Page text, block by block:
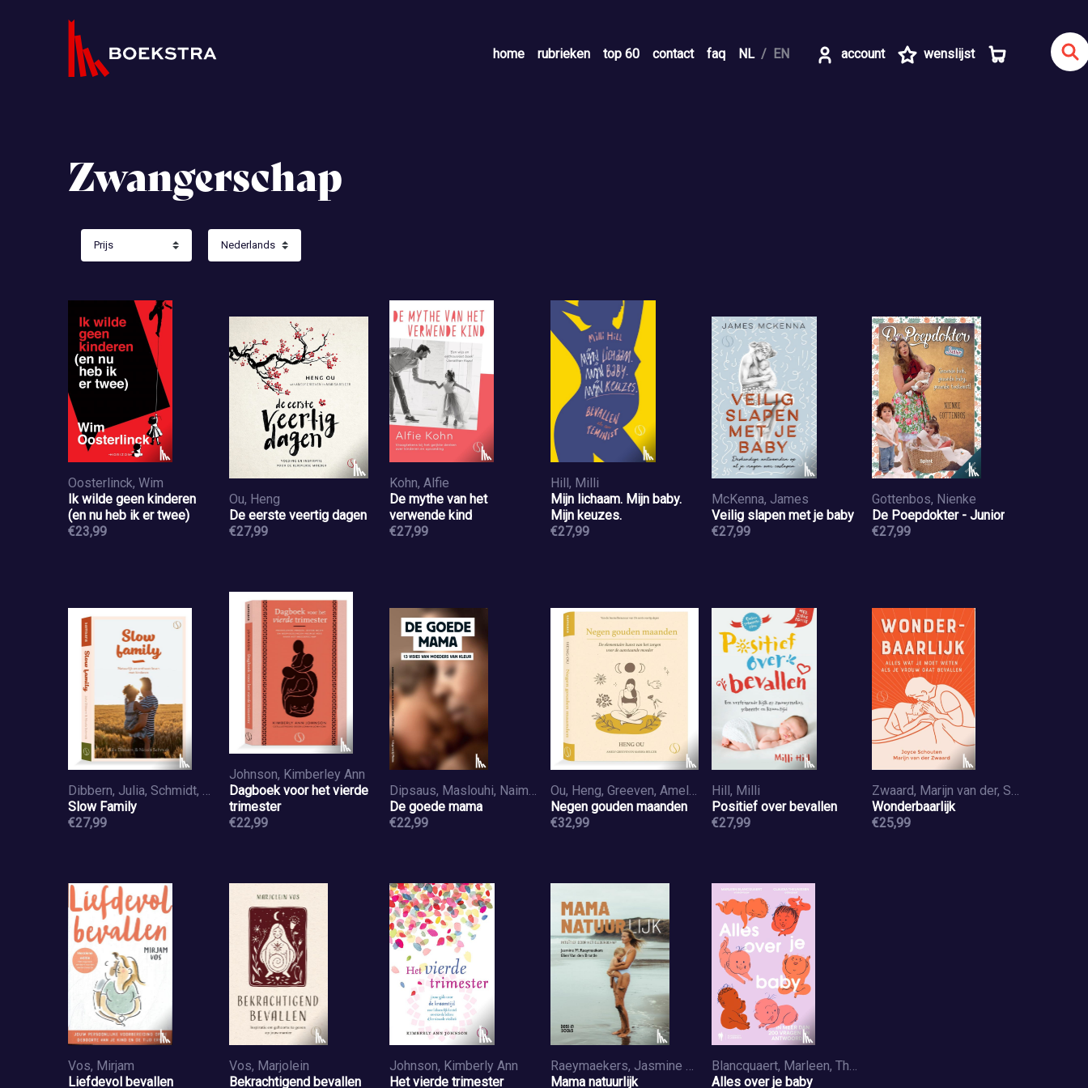
home rubrieken top 60 contact faq NL EN account wenslijst
Zwangerschap
Oosterlinck, Wim
Ik wilde geen kinderen
(en nu heb ik er twee)
€23,99
Ou, Heng
De eerste veertig dagen
€27,99
Kohn, Alfie
De mythe van het
verwende kind
€27,99
Hill, Milli
Mijn lichaam. Mijn baby.
Mijn keuzes.
€27,99
McKenna, James
Veilig slapen met je baby
€27,99
Gottenbos, Nienke
De Poepdokter - Junior
€27,99
Dibbern, Julia, Schmidt, Nicola, Bodde, Albert
Slow Family
€27,99
Johnson, Kimberley Ann
Dagboek voor het vierde
trimester
€22,99
Dipsaus, Maslouhi, Naima El
De goede mama
€22,99
Ou, Heng, Greeven, Amely, Belger, Marisa
Negen gouden maanden
€32,99
Hill, Milli
Positief over bevallen
€27,99
Zwaard, Marijn van der, Schouten, Joyce
Wonderbaarlijk
€25,99
Vos, Mirjam
Liefdevol bevallen
Vos, Marjolein
Bekrachtigend bevallen
Johnson, Kimberly Ann
Het vierde trimester
Raeymaekers, Jasmine M.
Mama natuurlijk
Blancquaert, Marleen, Theunissen, Claudia
Alles over je baby